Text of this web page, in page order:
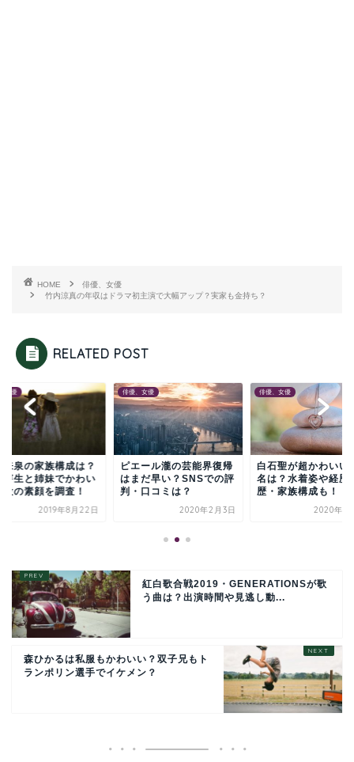
HOME
俳優、女優
竹内涼真の年収はドラマ初主演で大幅アップ？実家も金持ち？
RELATED POST
女優
来泉の家族構成は？
芽生と姉妹でかわい
役の素顔を調査！
2019年8月22日
俳優、女優
ピエール瀧の芸能界復帰
はまだ早い？SNSでの評
判・口コミは？
2020年2月3日
俳優、女優
白石聖が超かわいい
名は？水着姿や経歴
歴・家族構成も！
2020年1
紅白歌合戦2019・GENERATIONSが歌
う曲は？出演時間や見逃し動...
森ひかるは私服もかわいい？双子兄もト
ランポリン選手でイケメン？